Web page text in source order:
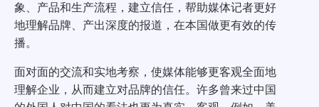
象、产品和生产流程，建立信任，帮助媒体记者更好
地理解品牌、产出深度的报道，在本国做更有效的传
播。
面对面的交流和实地考察，使媒体能够更客观全面地
理解企业，从而建立对品牌的信任。许多曾来过中国